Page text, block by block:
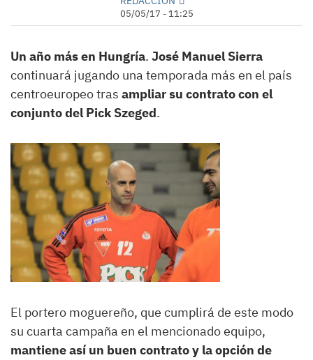
05/05/17 - 11:25
Un año más en Hungría. José Manuel Sierra
continuará jugando una temporada más en el país
centroeuropeo tras ampliar su contrato con el
conjunto del Pick Szeged.
El portero moguereño, que cumplirá de este modo
su cuarta campaña en el mencionado equipo,
mantiene así un buen contrato y la opción de